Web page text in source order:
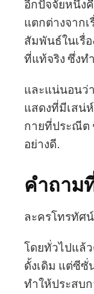
อีกปัจจัยหนึ่ง
แตกต่างจาก
สัมพันธ์ในเรื่
ที่แท้จริง ซึ่งท
และแน่นอนว่
แสดงที่มีเสน่
กายที่ประณีต
อย่างดี.
คำถาม
ละครโทรทัศ
โดยทั่วไปแล้
ดั้งเดิม แต่ซี
ทำให้ประสบ